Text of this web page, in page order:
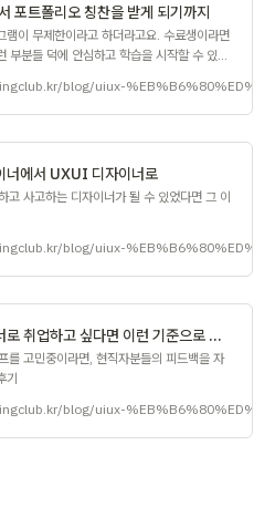
포트폴리오 칭찬을 받게 되기까지
램이 무제한이라고 하더라고요. 수료생이라면
부분들 덕에 안심하고 학습을 시작할 수 있었
blog/uiux-
너에서 UXUI 디자이너로
사고하는 디자이너가 될 수 있었다면 그 이
blog/uiux-
UIUX 부트캠프 후기, 디자이너로 취업하고 싶다면 이런 기준으로 선택하세요
를 고민중이라면, 현직자분들의 피드백을 자
기
blog/uiux-